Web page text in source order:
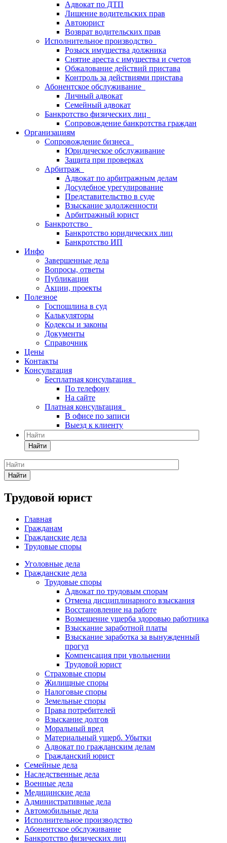
Адвокат по ДТП
Лишение водительских прав
Автоюрист
Возврат водительских прав
Исполнительное производство
Розыск имущества должника
Снятие ареста с имущества и счетов
Обжалование действий пристава
Контроль за действиями пристава
Абонентское обслуживание
Личный адвокат
Семейный адвокат
Банкротство физических лиц
Сопровождение банкротства граждан
Организациям
Сопровождение бизнеса
Юридическое обслуживание
Защита при проверках
Арбитраж
Адвокат по арбитражным делам
Досудебное урегулирование
Представительство в суде
Взыскание задолженности
Арбитражный юрист
Банкротство
Банкротство юридических лиц
Банкротство ИП
Инфо
Завершенные дела
Вопросы, ответы
Публикации
Акции, проекты
Полезное
Госпошлина в суд
Калькуляторы
Кодексы и законы
Документы
Справочник
Цены
Контакты
Консультация
Бесплатная консультация
По телефону
На сайте
Платная консультация
В офисе по записи
Выезд к клиенту
Найти
Найти
Трудовой юрист
Главная
Гражданам
Гражданские дела
Трудовые споры
Уголовные дела
Гражданские дела
Трудовые споры
Адвокат по трудовым спорам
Отмена дисциплинарного взыскания
Восстановление на работе
Возмещение ущерба здоровью работника
Взыскание заработной платы
Взыскание заработка за вынужденный
прогул
Компенсация при увольнении
Трудовой юрист
Страховые споры
Жилищные споры
Налоговые споры
Земельные споры
Права потребителей
Взыскание долгов
Моральный вред
Материальный ущерб. Убытки
Адвокат по гражданским делам
Гражданский юрист
Семейные дела
Наследственные дела
Военные дела
Медицинские дела
Административные дела
Автомобильные дела
Исполнительное производство
Абонентское обслуживание
Банкротство физических лиц